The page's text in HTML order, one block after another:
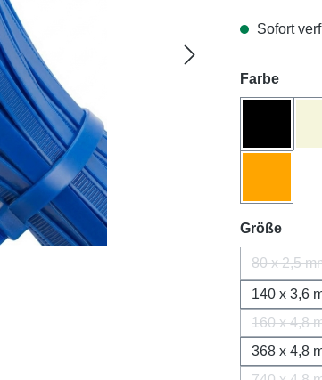
Sofort
Farbe
Größe
80 x 2,5
140 x 3,6
160 x 4,8
368 x 4,8